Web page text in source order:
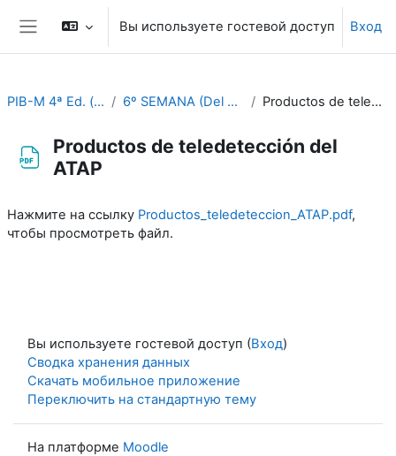
Перейти к основному содержанию
Боковая панель
Вы используете гостевой доступ Вход
PIB-M 4ª Ed. (fase práctica) 6º SEMANA (Del 9 al 13 de octubre) Productos de teledetección del ATAP
Productos de teledetección del
ATAP
Нажмите на ссылку Productos_teledeteccion_ATAP.pdf,
чтобы просмотреть файл.
Вы используете гостевой доступ (Вход)
Сводка хранения данных
Скачать мобильное приложение
Переключить на стандартную тему
На платформе Moodle